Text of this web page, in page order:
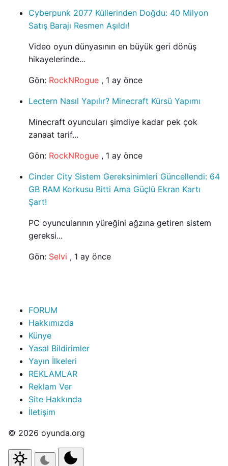
Cyberpunk 2077 Küllerinden Doğdu: 40 Milyon
Satış Barajı Resmen Aşıldı!
Video oyun dünyasının en büyük geri dönüş
hikayelerinde...
Gön: RockNRogue , 1 ay önce
Lectern Nasıl Yapılır? Minecraft Kürsü Yapımı
Minecraft oyuncuları şimdiye kadar pek çok
zanaat tarif...
Gön: RockNRogue , 1 ay önce
Cinder City Sistem Gereksinimleri Güncellendi: 64
GB RAM Korkusu Bitti Ama Güçlü Ekran Kartı
Şart!
PC oyuncularının yüreğini ağzına getiren sistem
gereksi...
Gön: Selvi , 1 ay önce
FORUM
Hakkımızda
Künye
Yasal Bildirimler
Yayın İlkeleri
REKLAMLAR
Reklam Ver
Site Hakkında
İletişim
© 2026 oyunda.org